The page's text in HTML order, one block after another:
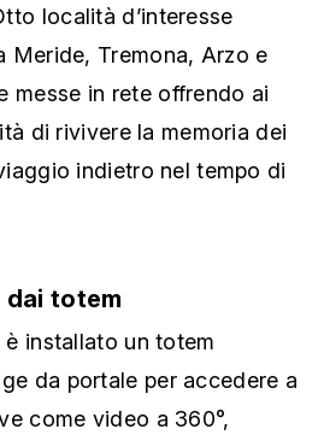
località d’interesse
Tremona, Arzo e
messe in rete offrendo ai
di rivivere la memoria dei
indietro nel tempo di
dai totem
installato un totem
da portale per accedere a
come video a 360°,